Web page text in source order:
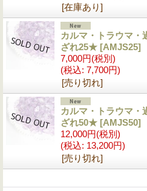
[在庫あり]
カルマ・トラウマ
ざれ25★ [AMJS25]
7,000円(税別)
(税込: 7,700円)
[売り切れ]
カルマ・トラウマ
ざれ50★ [AMJS50]
12,000円(税別)
(税込: 13,200円)
[売り切れ]